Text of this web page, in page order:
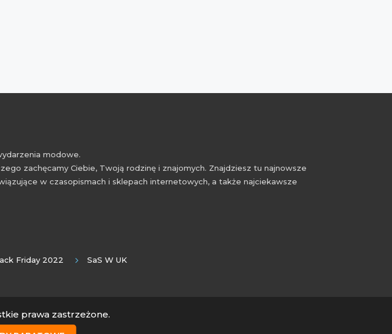
modowe.
zachęcamy Ciebie, Twoją rodzinę i znajomych. Znajdziesz tu najnowsze
w czasopismach i sklepach internetowych, a także najciekawsze
Friday 2022 SaS W UK
prawa zastrzeżone.